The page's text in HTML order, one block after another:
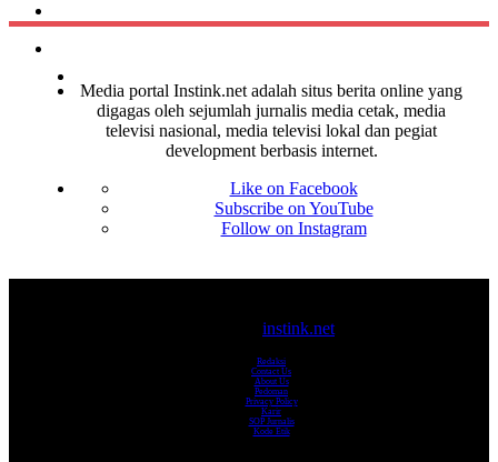
Media portal Instink.net adalah situs berita online yang
digagas oleh sejumlah jurnalis media cetak, media
televisi nasional, media televisi lokal dan pegiat
development berbasis internet.
Like on Facebook
Subscribe on YouTube
Follow on Instagram
instink.net
Redaksi
Contact Us
About Us
Pedoman
Privacy Policy
Karir
SOP Jurnalis
Kode Etik